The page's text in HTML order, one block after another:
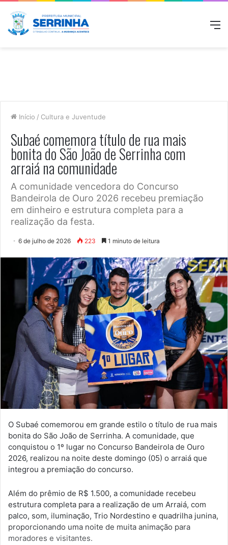
Início / Cultura e Juventude
Subaé comemora título de rua mais
bonita do São João de Serrinha com
arraiá na comunidade
A comunidade vencedora do Concurso
Bandeirola de Ouro 2026 recebeu premiação
em dinheiro e estrutura completa para a
realização da festa.
6 de julho de 2026 223 1 minuto de leitura
O Subaé comemorou em grande estilo o título de rua mais
bonita do São João de Serrinha. A comunidade, que
conquistou o 1º lugar no Concurso Bandeirola de Ouro
2026, realizou na noite deste domingo (05) o arraiá que
integrou a premiação do concurso.
Além do prêmio de R$ 1.500, a comunidade recebeu
estrutura completa para a realização de um Arraiá, com
palco, som, iluminação, Trio Nordestino e quadrilha junina,
proporcionando uma noite de muita animação para
moradores e visitantes.